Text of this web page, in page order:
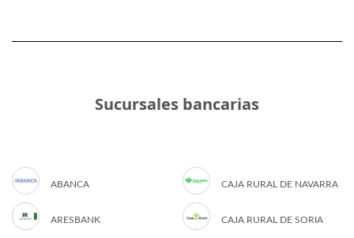
Sucursales bancarias
ABANCA
ARESBANK
CAJA RURAL DE NAVARRA
CAJA RURAL DE SORIA